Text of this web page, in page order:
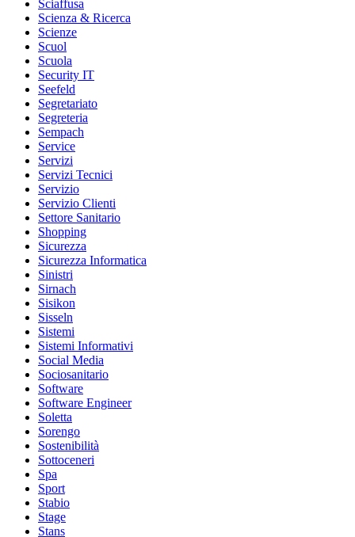
Sciaffusa
Scienza & Ricerca
Scienze
Scuol
Scuola
Security IT
Seefeld
Segretariato
Segreteria
Sempach
Service
Servizi
Servizi Tecnici
Servizio
Servizio Clienti
Settore Sanitario
Shopping
Sicurezza
Sicurezza Informatica
Sinistri
Sirnach
Sisikon
Sisseln
Sistemi
Sistemi Informativi
Social Media
Sociosanitario
Software
Software Engineer
Soletta
Sorengo
Sostenibilità
Sottoceneri
Spa
Sport
Stabio
Stage
Stans